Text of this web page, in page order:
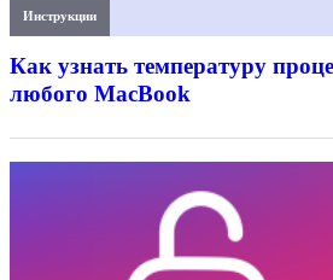
Инструкции
Как узнать температуру
любого MacBook